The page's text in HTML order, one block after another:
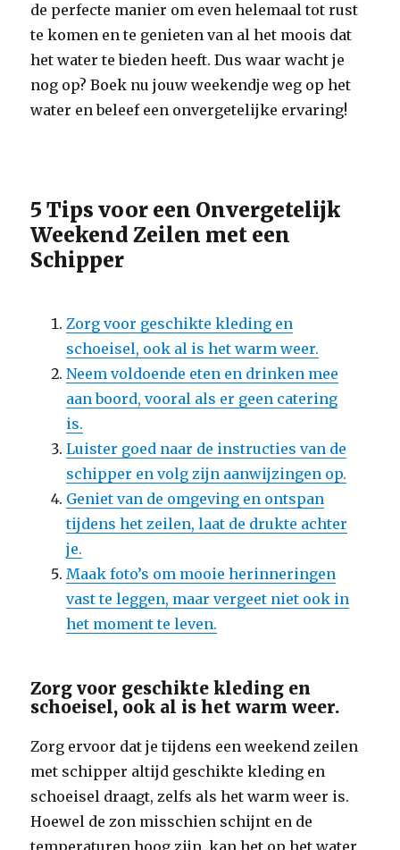
de perfecte manier om even helemaal tot rust
te komen en te genieten van al het moois dat
het water te bieden heeft. Dus waar wacht je
nog op? Boek nu jouw weekendje weg op het
water en beleef een onvergetelijke ervaring!
5 Tips voor een Onvergetelijk
Weekend Zeilen met een
Schipper
Zorg voor geschikte kleding en
schoeisel, ook al is het warm weer.
Neem voldoende eten en drinken mee
aan boord, vooral als er geen catering
is.
Luister goed naar de instructies van de
schipper en volg zijn aanwijzingen op.
Geniet van de omgeving en ontspan
tijdens het zeilen, laat de drukte achter
je.
Maak foto’s om mooie herinneringen
vast te leggen, maar vergeet niet ook in
het moment te leven.
Zorg voor geschikte kleding en
schoeisel, ook al is het warm weer.
Zorg ervoor dat je tijdens een weekend zeilen
met schipper altijd geschikte kleding en
schoeisel draagt, zelfs als het warm weer is.
Hoewel de zon misschien schijnt en de
temperaturen hoog zijn, kan het op het water